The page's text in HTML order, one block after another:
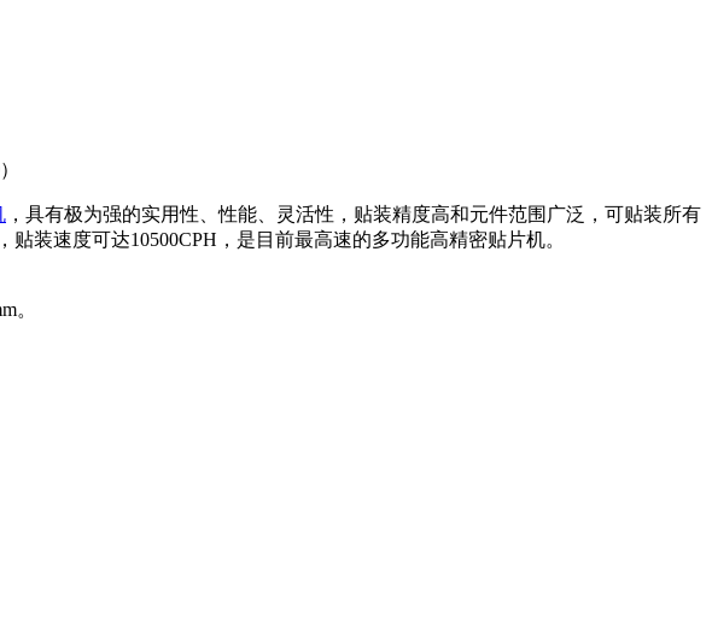
）
，具有极为强的实用性、性能、灵活性，贴装精度高和元件范围广泛，可贴装所有
装速度可达10500CPH，是目前最高速的多功能高精密贴片机。
。